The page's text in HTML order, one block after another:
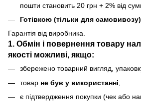
пошти становить 20 грн + 2% від
Готівкою (тільки для самовивозу)
Гарантія від виробника.
1. Обмін і повернення товару
якості можливі, якщо:
збережено товарний вигляд,
товар не був у використанні;
є підтвердження покупки (чек або